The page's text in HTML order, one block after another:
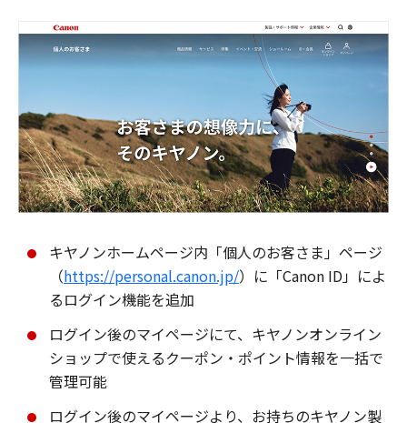
キヤノンホームページ内「個人のお客さま」ページ
（https://personal.canon.jp/）に「Canon ID」によ
るログイン機能を追加
ログイン後のマイページにて、キヤノンオンライン
ショップで使えるクーポン・ポイント情報を一括で
管理可能
ログイン後のマイページより、お持ちのキヤノン製